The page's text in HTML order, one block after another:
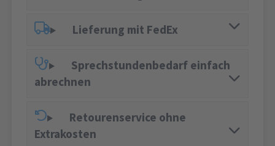
Lieferung mit FedEx
Sprechstundenbedarf einfach
abrechnen
Retourenservice ohne
Extrakosten